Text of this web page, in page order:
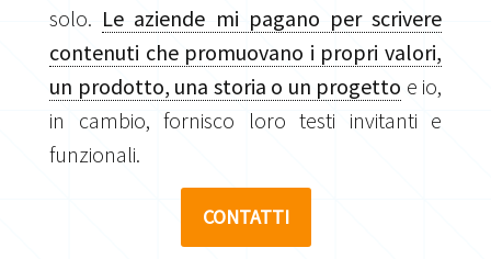
solo. Le aziende mi pagano per scrivere
contenuti che promuovano i propri valori,
un prodotto, una storia o un progetto e io,
in cambio, fornisco loro testi invitanti e
funzionali.
CONTATTI